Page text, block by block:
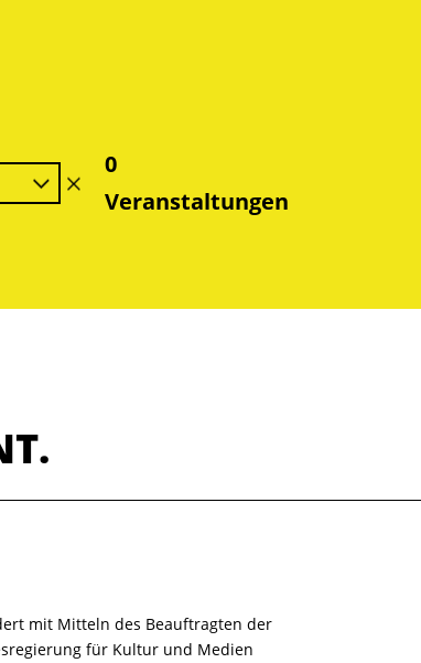
Filter
löschen
0
Veranstaltungen
mit Mitteln des Beauftragten der
für Kultur und Medien